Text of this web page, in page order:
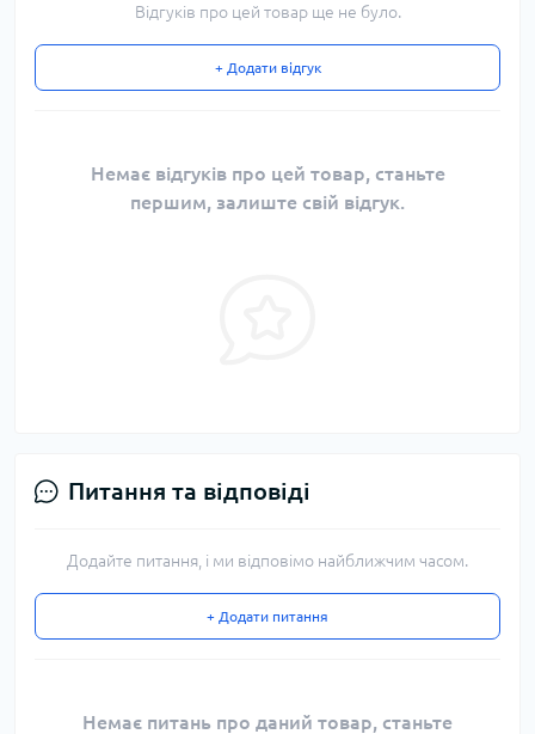
Відгуків про цей товар ще не було.
+ Додати відгук
Немає відгуків про цей товар, станьте
першим, залиште свій відгук.
Питання та відповіді
Додайте питання, і ми відповімо найближчим часом.
+ Додати питання
Немає питань про даний товар, станьте